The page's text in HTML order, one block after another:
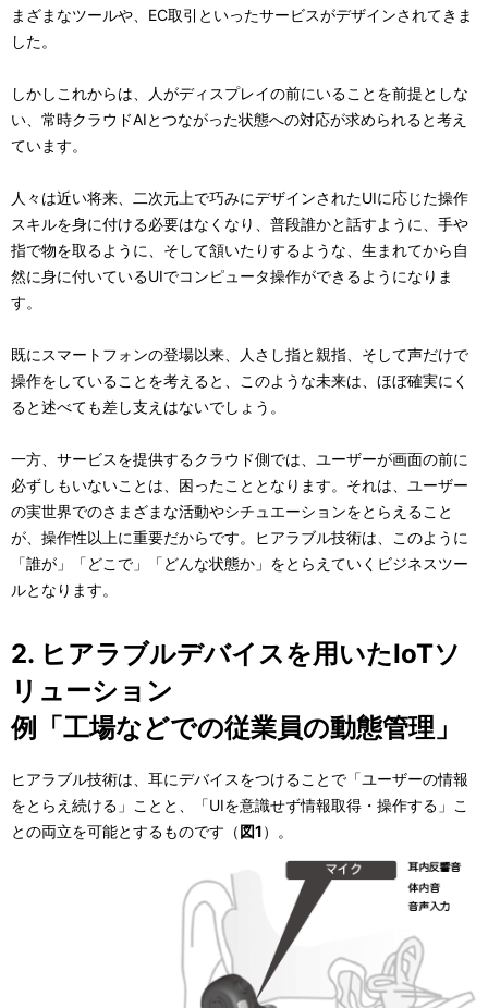
まざまなツールや、EC取引といったサービスがデザインされてきま
した。
しかしこれからは、人がディスプレイの前にいることを前提としな
い、常時クラウドAIとつながった状態への対応が求められると考え
ています。
人々は近い将来、二次元上で巧みにデザインされたUIに応じた操作
スキルを身に付ける必要はなくなり、普段誰かと話すように、手や
指で物を取るように、そして頷いたりするような、生まれてから自
然に身に付いているUIでコンピュータ操作ができるようになりま
す。
既にスマートフォンの登場以来、人さし指と親指、そして声だけで
操作をしていることを考えると、このような未来は、ほぼ確実にく
ると述べても差し支えはないでしょう。
一方、サービスを提供するクラウド側では、ユーザーが画面の前に
必ずしもいないことは、困ったこととなります。それは、ユーザー
の実世界でのさまざまな活動やシチュエーションをとらえること
が、操作性以上に重要だからです。ヒアラブル技術は、このように
「誰が」「どこで」「どんな状態か」をとらえていくビジネスツー
ルとなります。
2. ヒアラブルデバイスを用いたIoTソ
リューション
例「工場などでの従業員の動態管理」
ヒアラブル技術は、耳にデバイスをつけることで「ユーザーの情報
をとらえ続ける」ことと、「UIを意識せず情報取得・操作する」こ
との両立を可能とするものです（図1）。